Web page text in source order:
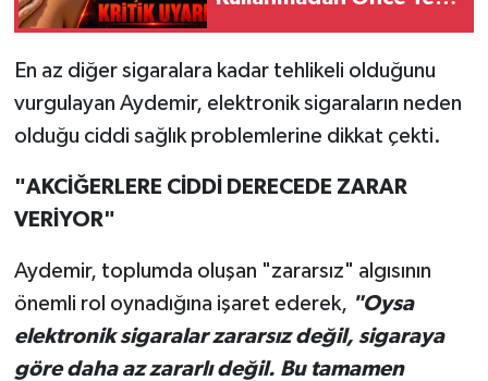
En az diğer sigaralara kadar tehlikeli olduğunu
vurgulayan Aydemir, elektronik sigaraların neden
olduğu ciddi sağlık problemlerine dikkat çekti.
"AKCİĞERLERE CİDDİ DERECEDE ZARAR
VERİYOR"
Aydemir, toplumda oluşan "zararsız" algısının
önemli rol oynadığına işaret ederek, "Oysa
elektronik sigaralar zararsız değil, sigaraya
göre daha az zararlı değil. Bu tamamen